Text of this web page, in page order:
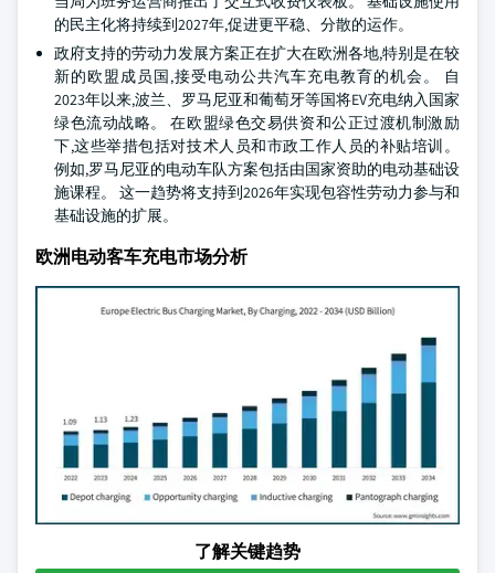
的民主化将持续到2027年,促进更平稳、分散的运作。
政府支持的劳动力发展方案正在扩大在欧洲各地,特别是在较
新的欧盟成员国,接受电动公共汽车充电教育的机会。 自
2023年以来,波兰、罗马尼亚和葡萄牙等国将EV充电纳入国家
绿色流动战略。 在欧盟绿色交易供资和公正过渡机制激励
下,这些举措包括对技术人员和市政工作人员的补贴培训。
例如,罗马尼亚的电动车队方案包括由国家资助的电动基础设
施课程。 这一趋势将支持到2026年实现包容性劳动力参与和
基础设施的扩展。
欧洲电动客车充电市场分析
了解关键趋势